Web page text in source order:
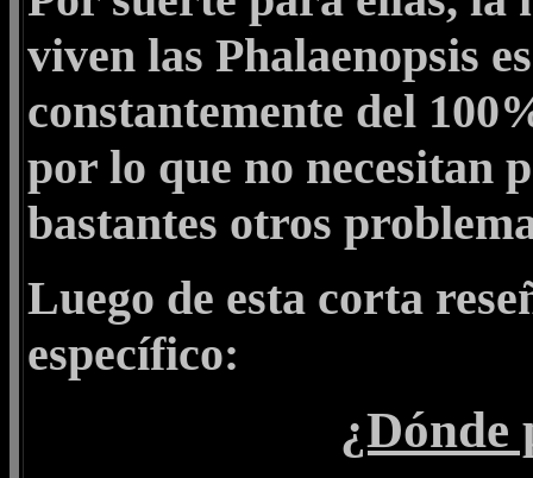
viven las Phalaenopsis
constantemente del
por lo que no necesitan
bastantes otros
Luego de esta corta
específico:
¿Dónde